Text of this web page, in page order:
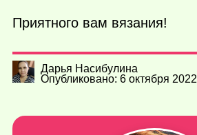
Приятного вам вязания!
Дарья Насибулина
Опубликовано: 6 октября 2022